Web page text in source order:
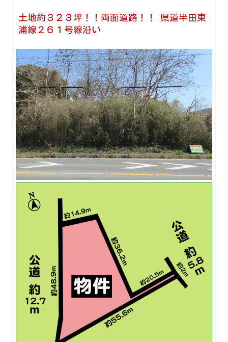
土地約３２３坪！！両面道路！！ 県道半田東
浦線２６１号線沿い